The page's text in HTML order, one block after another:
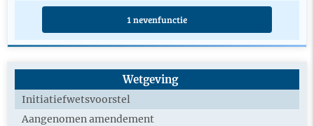
1 nevenfunctie
Wetgeving
Initiatiefwetsvoorstel
Aangenomen amendement